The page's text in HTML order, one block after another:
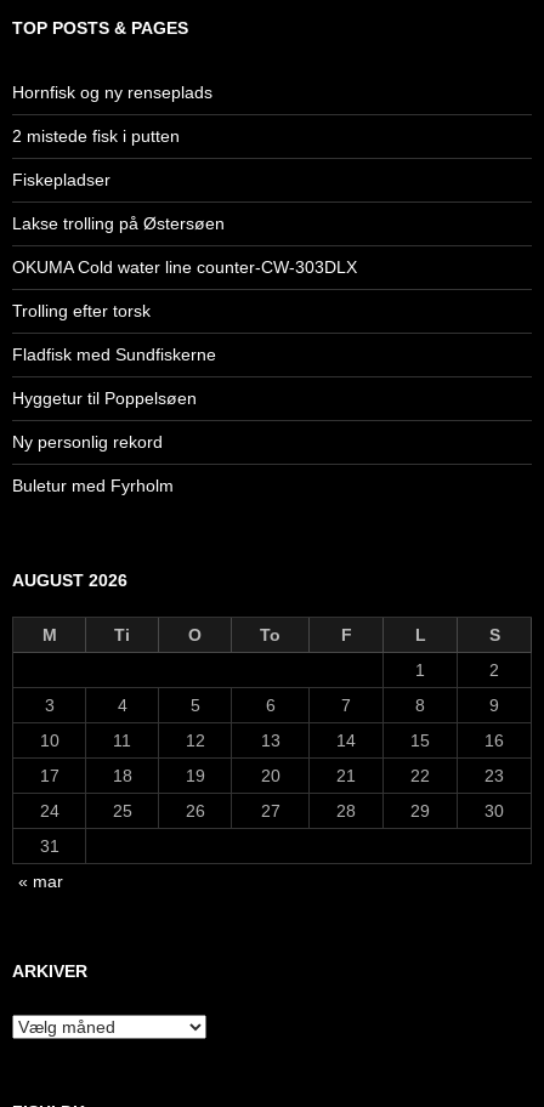
TOP POSTS & PAGES
Hornfisk og ny renseplads
2 mistede fisk i putten
Fiskepladser
Lakse trolling på Østersøen
OKUMA Cold water line counter-CW-303DLX
Trolling efter torsk
Fladfisk med Sundfiskerne
Hyggetur til Poppelsøen
Ny personlig rekord
Buletur med Fyrholm
AUGUST 2026
M Ti O To F L
S
1
2
3
4 5 6 7 8
9
10
11 12 13 14 15
16
17
18 19 20 21 22
23
24
25 26 27 28 29
30
31
« mar
ARKIVER
Arkiver